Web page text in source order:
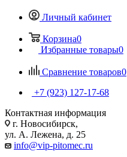
Личный кабинет
Корзина0
Избранные товары0
Сравнение товаров0
+7 (923) 127-17-68
Контактная информация
г. Новосибирск,
ул. А. Лежена, д. 25
info@vip-pitomec.ru